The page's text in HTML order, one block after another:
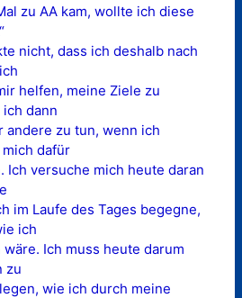
zu AA kam, wollte ich diese
nicht, dass ich deshalb nach
helfen, meine Ziele zu
dann
andere zu tun, wenn ich
dafür
Ich versuche mich heute daran
im Laufe des Tages begegne,
ich
Ich muss heute darum
zu
wie ich durch meine